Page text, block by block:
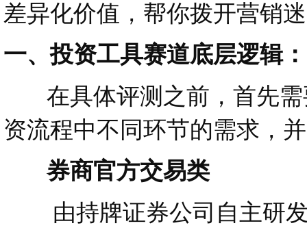
差异化价值，帮你拨开营销
一、投资工具赛道底层逻辑
在具体评测之前，首先需
资流程中不同环节的需求，
券商官方交易类
由持牌证券公司自主研发